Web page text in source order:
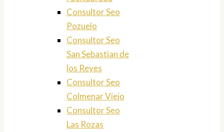
Consultor Seo
Pozuelo
Consultor Seo
San Sebastian de
los Reyes
Consultor Seo
Colmenar Viejo
Consultor Seo
Las Rozas